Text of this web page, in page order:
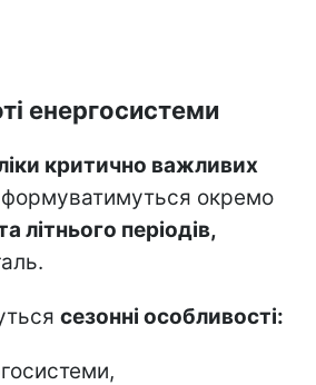
енергосистеми
критично важливих
окремо
літнього періодів,
сезонні особливості: